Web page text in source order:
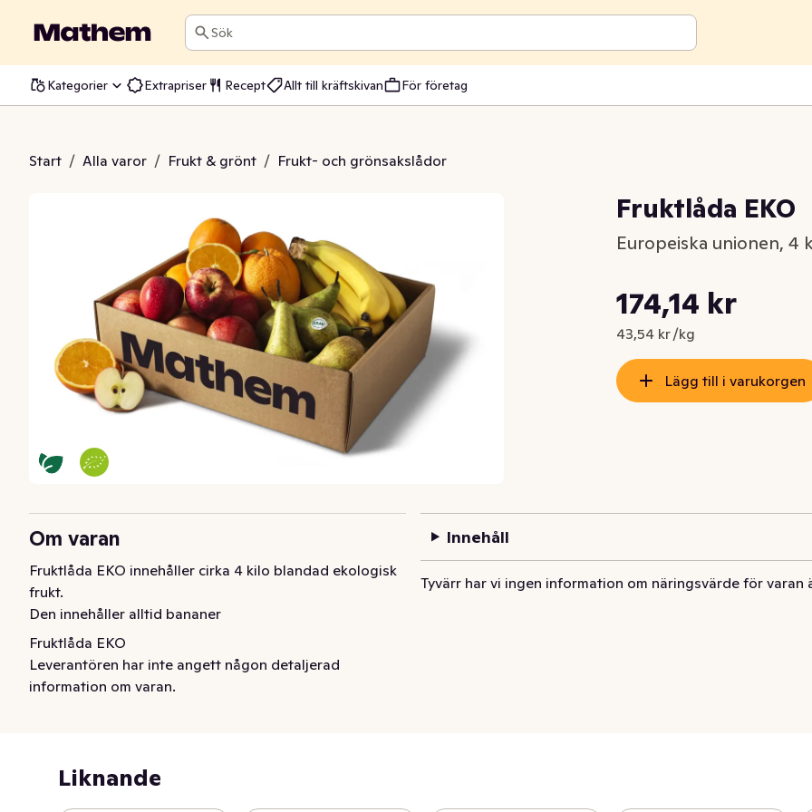
Sök
Kategorier Extrapriser Recept Allt till kräftskivan För företag
Start / Alla varor / Frukt & grönt / Frukt- och grönsakslådor
EKO
Fruktlåda EKO
Europeiska unionen, 4
Nuvarande pris är: 174,14 kr
174,14 kr
43,54 kr /kg
Styckpris: 43,54 kr /kg
Lägg till i varukorgen
Om varan
Fruktlåda EKO innehåller cirka 4 kilo blandad ekologisk
frukt.
Den innehåller alltid bananer
Fruktlåda EKO
Leverantören har inte angett någon detaljerad
information om varan.
Innehåll
Tyvärr har vi ingen information om näringsvärde för varan
Liknande